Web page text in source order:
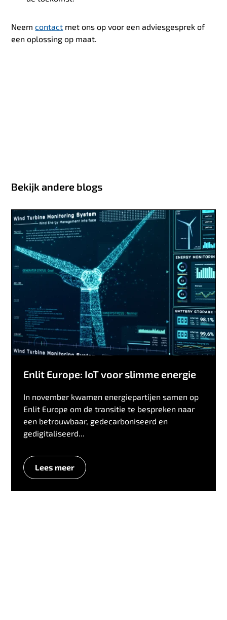
Neemcontact met ons op voor een adviesgesprek of
een oplossing op maat.
Bekijk andere blogs
Enlit Europe: IoT voor slimme energie
In november kwamen energiepartijen samen op
Enlit Europe om de transitie te bespreken naar
een betrouwbaar, gedecarboniseerd en
gedigitaliseerd...
Lees meer